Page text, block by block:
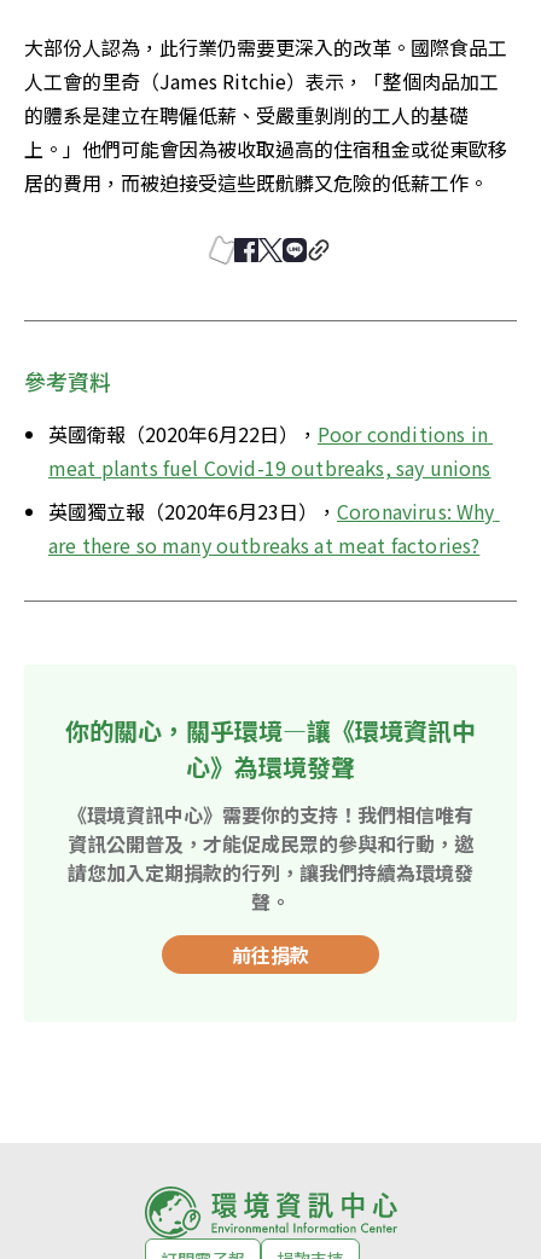
大部份人認為，此行業仍需要更深入的改革。國際食品工
人工會的里奇（James Ritchie）表示，「整個肉品加工
的體系是建立在聘僱低薪、受嚴重剝削的工人的基礎
上。」他們可能會因為被收取過高的住宿租金或從東歐移
居的費用，而被迫接受這些既骯髒又危險的低薪工作。
參考資料
英國衛報（2020年6月22日）， Poor conditions in
meat plants fuel Covid-19 outbreaks, say unions
英國獨立報（2020年6月23日）， Coronavirus: Why
are there so many outbreaks at meat factories?
你的關心，關乎環境—讓《環境資訊中
心》為環境發聲
《環境資訊中心》需要你的支持！我們相信唯有
資訊公開普及，才能促成民眾的參與和行動，邀
請您加入定期捐款的行列，讓我們持續為環境發
聲。
前往捐款